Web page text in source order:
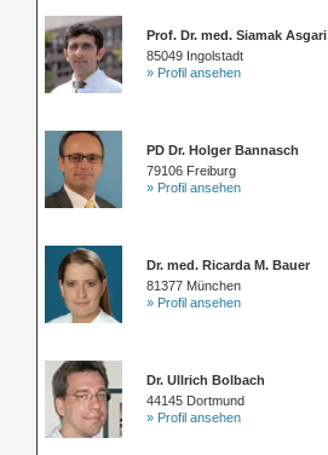
Prof. Dr. med. Siamak Asgari
85049 Ingolstadt
» Profil ansehen
PD Dr. Holger Bannasch
79106 Freiburg
» Profil ansehen
Dr. med. Ricarda M. Bauer
81377 München
» Profil ansehen
Dr. Ullrich Bolbach
44145 Dortmund
» Profil ansehen